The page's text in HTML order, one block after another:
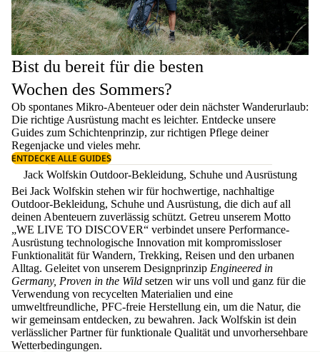
Bist du bereit für die besten
Wochen des Sommers?
Ob spontanes Mikro-Abenteuer oder dein nächster Wanderurlaub:
Die richtige Ausrüstung macht es leichter. Entdecke unsere
Guides zum Schichtenprinzip, zur richtigen Pflege deiner
Regenjacke und vieles mehr.
ENTDECKE ALLE GUIDES
Jack Wolfskin Outdoor-Bekleidung, Schuhe und Ausrüstung
Bei Jack Wolfskin stehen wir für hochwertige, nachhaltige
Outdoor-Bekleidung, Schuhe und Ausrüstung, die dich auf all
deinen Abenteuern zuverlässig schützt. Getreu unserem Motto
„WE LIVE TO DISCOVER“ verbindet unsere Performance-
Ausrüstung technologische Innovation mit kompromissloser
Funktionalität für Wandern, Trekking, Reisen und den urbanen
Alltag. Geleitet von unserem Designprinzip Engineered in
Germany, Proven in the Wild setzen wir uns voll und ganz für die
Verwendung von recycelten Materialien und eine
umweltfreundliche, PFC-freie Herstellung ein, um die Natur, die
wir gemeinsam entdecken, zu bewahren. Jack Wolfskin ist dein
verlässlicher Partner für funktionale Qualität und unvorhersehbare
Wetterbedingungen.